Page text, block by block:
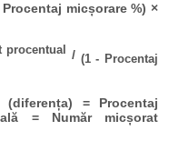
micșorare %) ×
procentual / (1 - Procentaj
(diferența) = Procentaj
= Număr micșorat